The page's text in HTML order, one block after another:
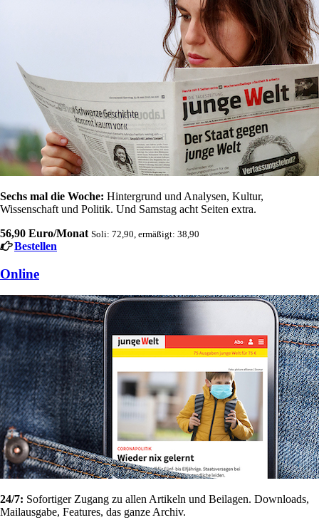
Sechs mal die Woche: Hintergrund und Analysen, Kultur,
Wissenschaft und Politik. Und Samstag acht Seiten extra.
56,90 Euro/Monat Soli: 72,90, ermäßigt: 38,90
Bestellen
Online
24/7: Sofortiger Zugang zu allen Artikeln und Beilagen. Downloads,
Mailausgabe, Features, das ganze Archiv.